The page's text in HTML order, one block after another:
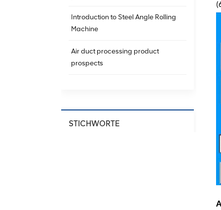
Introduction to Steel Angle Rolling
Machine
Air duct processing product
prospects
STICHWORTE